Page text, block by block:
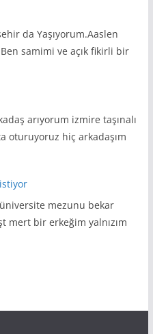
da Yaşıyorum.Aaslen
samimi ve açık fikirli bir
arıyorum izmire taşınalı
oturuyoruz hiç arkadaşım
mezunu bekar
bir erkeğim yalnızım